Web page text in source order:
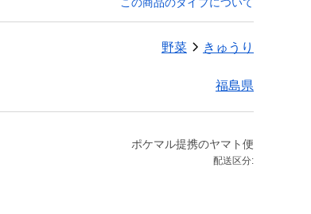
野菜 きゅうり
福島県
ポケマル提携のヤマト便
配送区分: